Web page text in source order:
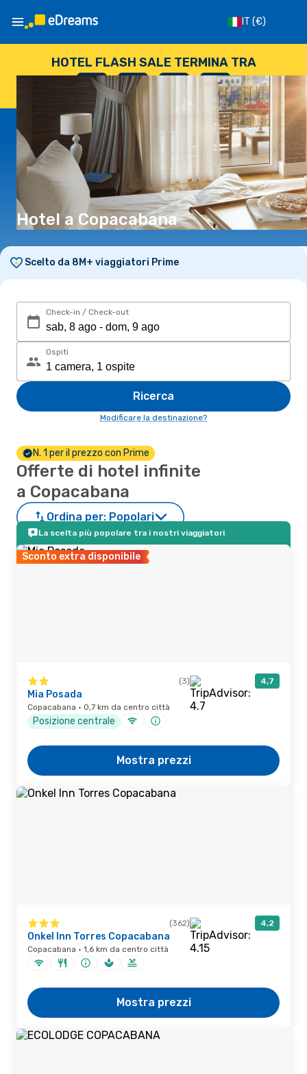
IT (€)
HOTEL FLASH SALE TERMINA TRA
--
GIORNI
: --
ORE
: --
SECONDI
Hotel a Copacabana
Scelto da 8M+ viaggiatori Prime
Check-in / Check-out
Ospiti
Ricerca
Modificare la destinazione?
N. 1 per il prezzo con Prime
Offerte di hotel infinite
a Copacabana
Ordina per: Popolari
La scelta più popolare tra i nostri viaggiatori
Sconto extra disponibile
(3) 4,7
Mia Posada
Copacabana · 0,7 km da centro città
Posizione centrale
Mostra prezzi
(362) 4,2
Onkel Inn Torres Copacabana
Copacabana · 1,6 km da centro città
Mostra prezzi